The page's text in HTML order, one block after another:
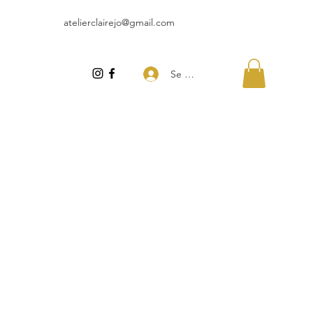
atelierclairejo@gmail.com
Se connecter